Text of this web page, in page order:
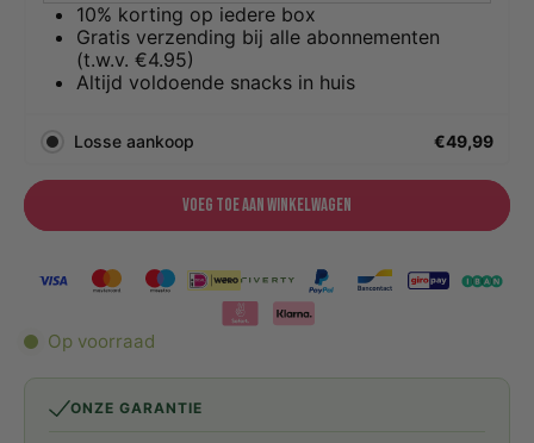
10% korting op iedere box
Gratis verzending bij alle abonnementen
(t.w.v. €4.95)
Altijd voldoende snacks in huis
Losse aankoop €49,99
Voeg toe aan winkelwagen
Op voorraad
ONZE GARANTIE